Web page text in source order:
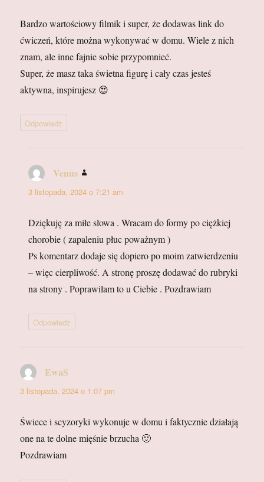
Bardzo wartościowy filmik i super, że dodawas link do
ćwiczeń, które można wykonywać w domu. Wiele z nich
znam, ale inne fajnie sobie przypomnieć.
Super, że masz taka świetna figurę i cały czas jesteś
aktywna, inspirujesz 😍
Odpowiedz
Venus
3 listopada, 2024 o 7:21 am
Dziękuję za miłe słowa . Wracam do formy po ciężkiej
chorobie ( zapaleniu płuc poważnym )
Ps komentarz dodaje się dopiero po moim zatwierdzeniu
– więc cierpliwość. A stronę proszę dodawać do rubryki
na strony . Poprawiłam to u Ciebie . Pozdrawiam
Odpowiedz
EwaS
3 listopada, 2024 o 1:07 pm
Świece i scyzoryki wykonuje w domu i faktycznie działają
one na te dolne mięśnie brzucha 🙂
Pozdrawiam